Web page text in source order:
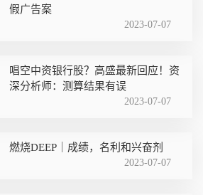
假广告案
2023-07-07
唱空中资银行股？高盛最新回应！资
深分析师：测算结果有误
2023-07-07
燃烧DEEP｜成绩，名利和兴奋剂
2023-07-07